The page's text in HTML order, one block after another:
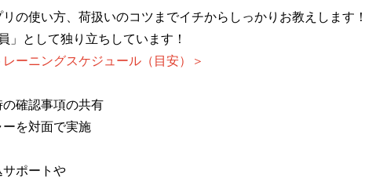
の使い方、荷扱いのコツまでイチからしっかりお教えします！
」として独り立ちしています！
ーニングスケジュール（目安）＞
認事項の共有
対面で実施
ートや